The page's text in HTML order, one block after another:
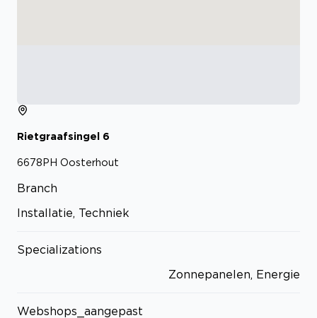
Rietgraafsingel 6
6678PH Oosterhout
Branch
Installatie, Techniek
Specializations
Zonnepanelen, Energie
Webshops_aangepast